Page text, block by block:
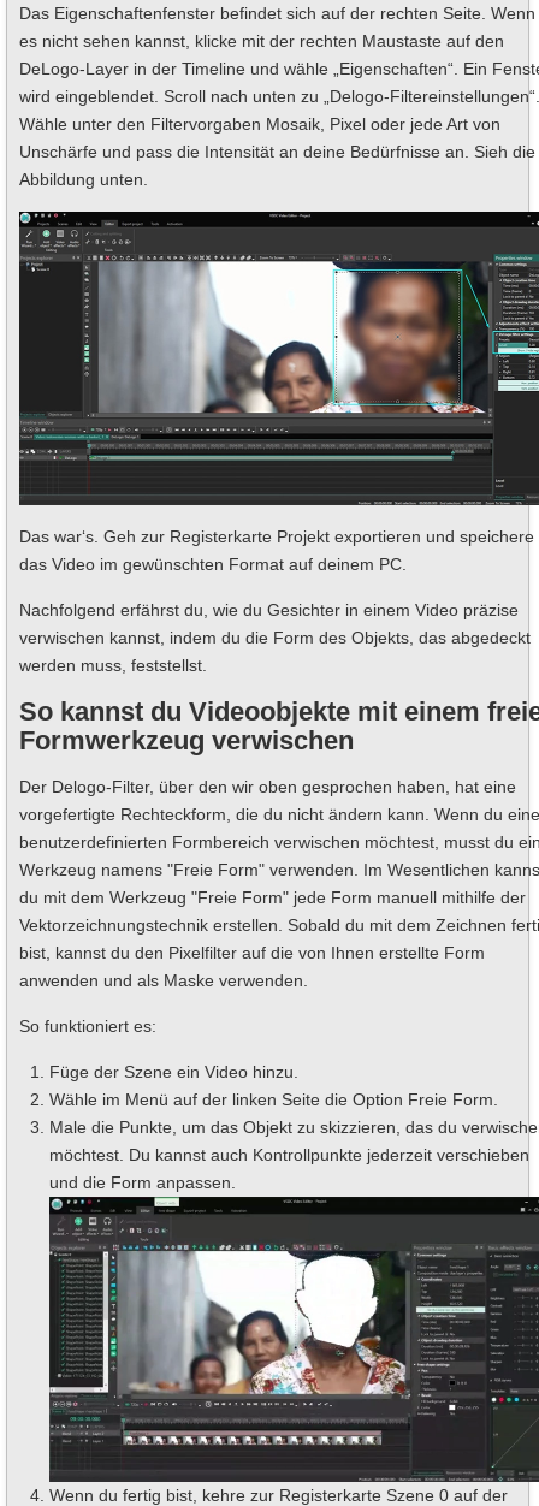
Das Eigenschaftenfenster befindet sich auf der rechten Seite. Wenn
es nicht sehen kannst, klicke mit der rechten Maustaste auf den
DeLogo-Layer in der Timeline und wähle „Eigenschaften“. Ein
wird eingeblendet. Scroll nach unten zu „Delogo-Filtereinstellungen“.
Wähle unter den Filtervorgaben Mosaik, Pixel oder jede Art von
Unschärfe und pass die Intensität an deine Bedürfnisse an. Sieh die
Abbildung unten.
Das war‘s. Geh zur Registerkarte Projekt exportieren und speichere
das Video im gewünschten Format auf deinem PC.
Nachfolgend erfährst du, wie du Gesichter in einem Video präzise
verwischen kannst, indem du die Form des Objekts, das abgedeckt
werden muss, feststellst.
So kannst du Videoobjekte mit einem
Formwerkzeug verwischen
Der Delogo-Filter, über den wir oben gesprochen haben, hat eine
vorgefertigte Rechteckform, die du nicht ändern kann. Wenn du
benutzerdefinierten Formbereich verwischen möchtest, musst du
Werkzeug namens "Freie Form" verwenden. Im Wesentlichen
du mit dem Werkzeug "Freie Form" jede Form manuell mithilfe der
Vektorzeichnungstechnik erstellen. Sobald du mit dem Zeichnen
bist, kannst du den Pixelfilter auf die von Ihnen erstellte Form
anwenden und als Maske verwenden.
So funktioniert es:
Füge der Szene ein Video hinzu.
Wähle im Menü auf der linken Seite die Option Freie Form.
Male die Punkte, um das Objekt zu skizzieren, das du
möchtest. Du kannst auch Kontrollpunkte jederzeit verschieben
und die Form anpassen.
Wenn du fertig bist, kehre zur Registerkarte Szene 0 auf der